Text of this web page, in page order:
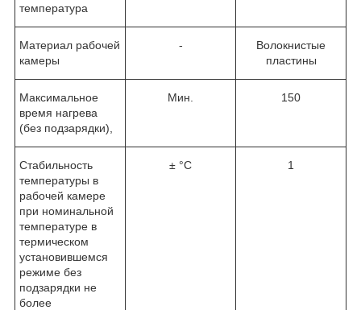
температура
Материал рабочей
камеры
-
Волокнистые
пластины
Максимальное
время нагрева
(без подзарядки),
Мин. 150
Стабильность
температуры в
рабочей камере
при номинальной
температуре в
термическом
установившемся
режиме без
подзарядки не
более
± °C 1